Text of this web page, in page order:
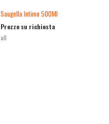
Saugella Intimo 500Ml
Prezzo su richiesta
all